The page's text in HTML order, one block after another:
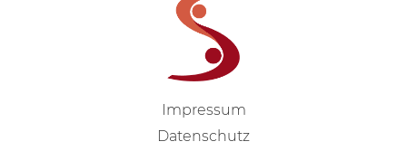
Impressum
Datenschutz